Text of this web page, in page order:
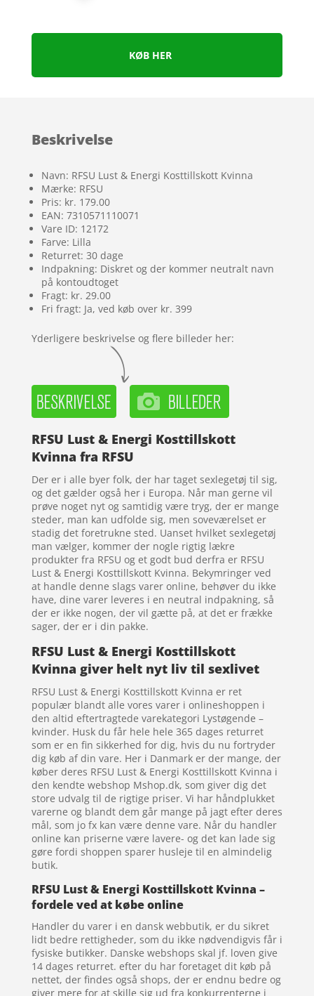
KØB HER
Beskrivelse
Navn: RFSU Lust & Energi Kosttillskott Kvinna
Mærke: RFSU
Pris: kr. 179.00
EAN: 7310571110071
Vare ID: 12172
Farve: Lilla
Returret: 30 dage
Indpakning: Diskret og der kommer neutralt navn
på kontoudtoget
Fragt: kr. 29.00
Fri fragt: Ja, ved køb over kr. 399
Yderligere beskrivelse og flere billeder her:
RFSU Lust & Energi Kosttillskott
Kvinna fra RFSU
Der er i alle byer folk, der har taget sexlegetøj til sig,
og det gælder også her i Europa. Når man gerne vil
prøve noget nyt og samtidig være tryg, der er mange
steder, man kan udfolde sig, men soveværelset er
stadig det foretrukne sted. Uanset hvilket sexlegetøj
man vælger, kommer der nogle rigtig lækre
produkter fra RFSU og et godt bud derfra er RFSU
Lust & Energi Kosttillskott Kvinna. Bekymringer ved
at handle denne slags varer online, behøver du ikke
have, dine varer leveres i en neutral indpakning, så
der er ikke nogen, der vil gætte på, at det er frække
sager, der er i din pakke.
RFSU Lust & Energi Kosttillskott
Kvinna giver helt nyt liv til sexlivet
RFSU Lust & Energi Kosttillskott Kvinna er ret
populær blandt alle vores varer i onlineshoppen i
den altid eftertragtede varekategori Lystøgende –
kvinder. Husk du får hele hele 365 dages returret
som er en fin sikkerhed for dig, hvis du nu fortryder
dig køb af din vare. Her i Danmark er der mange, der
køber deres RFSU Lust & Energi Kosttillskott Kvinna i
den kendte webshop Mshop.dk, som giver dig det
store udvalg til de rigtige priser. Vi har håndplukket
varerne og blandt dem går mange på jagt efter deres
mål, som jo fx kan være denne vare. Når du handler
online kan priserne være lavere- og det kan lade sig
gøre fordi shoppen sparer husleje til en almindelig
butik.
RFSU Lust & Energi Kosttillskott Kvinna –
fordele ved at købe online
Handler du varer i en dansk webbutik, er du sikret
lidt bedre rettigheder, som du ikke nødvendigvis får i
fysiske butikker. Danske webshops skal jf. loven give
14 dages returret. efter du har foretaget dit køb på
nettet, der findes også shops, der er endnu bedre og
giver mere for at skille sig ud fra konkurrenterne i